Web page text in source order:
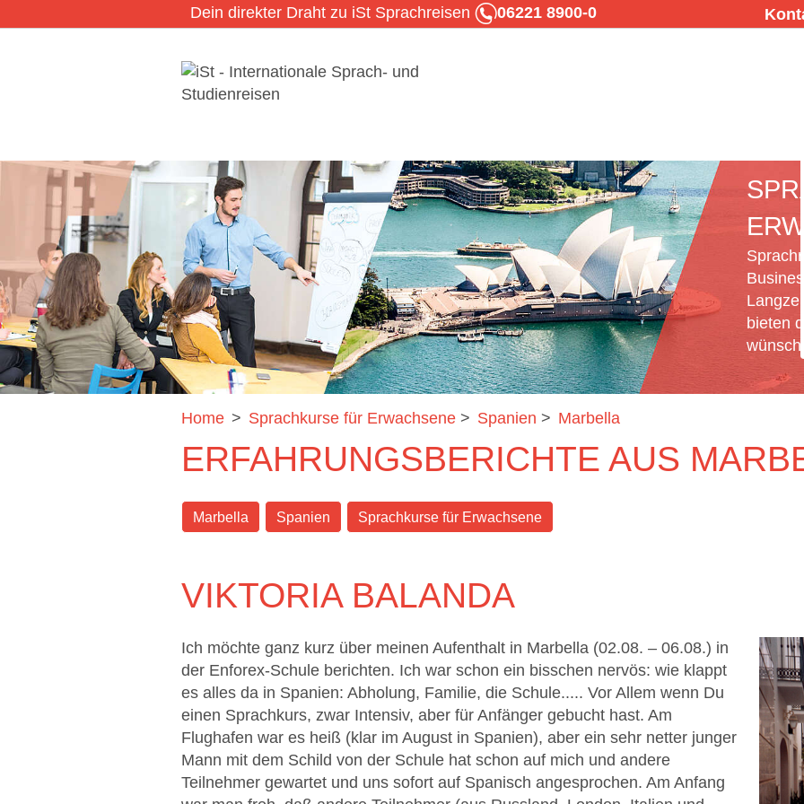
Dein direkter Draht zu iSt Sprachreisen 06221 8900-0
bieten
Home > Sprachkurse für Erwachsene > Spanien > Marbella
ERFAHRUNGSBERICHTE AUS
Marbella Spanien Sprachkurse für Erwachsene
VIKTORIA BALANDA
Ich möchte ganz kurz über meinen Aufenthalt in Marbella (02.08. – 06.08.) in
der Enforex-Schule berichten. Ich war schon ein bisschen nervös: wie klappt
es alles da in Spanien: Abholung, Familie, die Schule..... Vor Allem wenn Du
einen Sprachkurs, zwar Intensiv, aber für Anfänger gebucht hast. Am
Flughafen war es heiß (klar im August in Spanien), aber ein sehr netter junger
Mann mit dem Schild von der Schule hat schon auf mich und andere
Teilnehmer gewartet und uns sofort auf Spanisch angesprochen. Am Anfang